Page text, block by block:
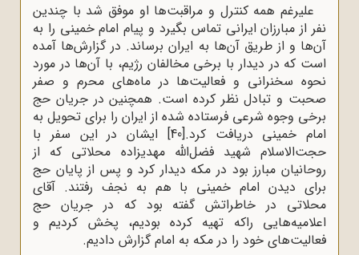
علیرغم همه کنترل و مراقبت‌ها او موفق شد با چندین
نفر از مبارزان ایرانی تماس بگیرد و پیام امام خمینی را به
آن‌ها و از طریق آن‌ها به ایران برساند. در گزارش‌ها آمده
است که در دیدار با برخی مخالفان رژیم، با آن‌ها در مورد
نحوه سخنرانی و فعالیت‌ها در ماه‌های محرم و صفر
صحبت و تبادل نظر کرده است. همچنین در جریان حج
برخی وجوه شرعی فرستاده شده از ایران را برای تحویل به
امام خمینی دریافت کرد.[40] ایشان در این سفر با
حجت‌الاسلام شهید فضل‌الله مهدیزاده محلاتی که از
روحانیان مبارز بود در مکه دیدار کرد و پس از پایان حج
برای دیدن امام خمینی با هم به نجف رفتند. آقای
محلاتی در خاطراتش گفته بود که در جریان حج
اعلامیه‌هایی راکه تهیه کرده بودیم، پخش کردیم و
فعالیت‌های خود را در مکه به امام گزارش دادیم.